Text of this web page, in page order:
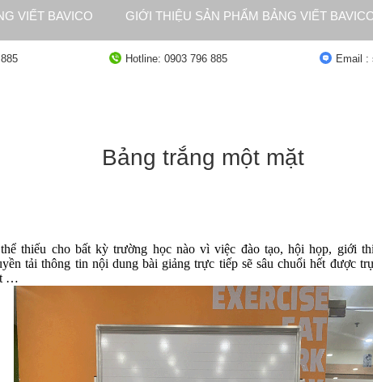
VIẾT BAVICO GIỚI THIỆU SẢN PHẨM BẢNG VIẾT
Hotline: 0903 796 885 Email :
Bảng trắng một mặt
thiếu cho bất kỳ trường học nào vì việc đào tạo, hội họp, giới
tải thông tin nội dung bài giảng trực tiếp sẽ sâu chuổi hết được
…